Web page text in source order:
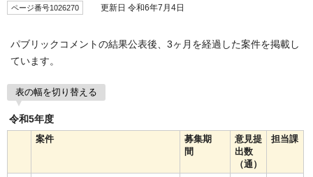
ページ番号1026270 更新日 令和6年7月4日
パブリックコメントの結果公表後、3ヶ月を経過した案件を掲載し
ています。
表の幅を切り替える
令和5年度
案件
募集期
間
意見提
出数
（通）
担当課